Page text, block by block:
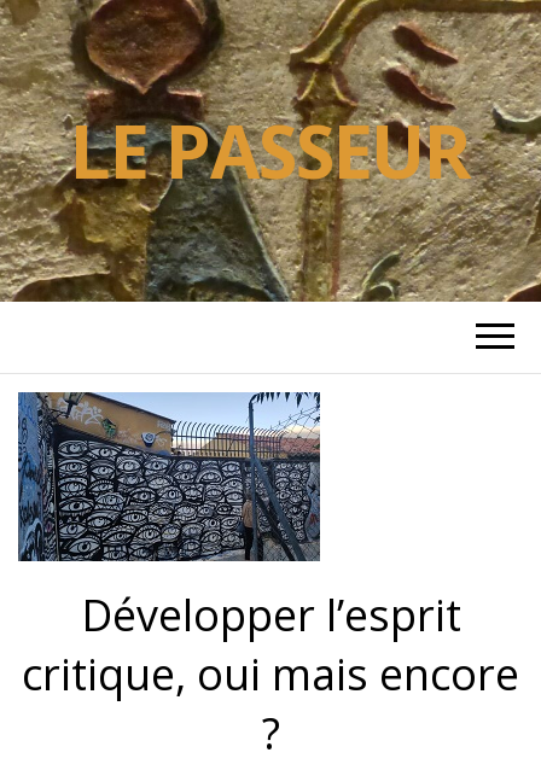
LE PASSEUR
Développer l’esprit
critique, oui mais encore
?